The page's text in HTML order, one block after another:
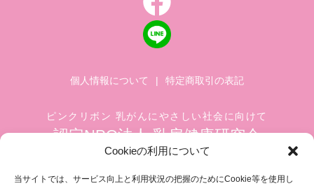
Cookieの利用について
当サイトでは、サービス向上と利用状況の把握のためにCookie等を使用し
個人情報について | 特定商取引の表記
ピンクリボン 乳がんにやさしい社会に向けて
認定NPO法人 乳房健康研究会
築地ホワイトビル 1002